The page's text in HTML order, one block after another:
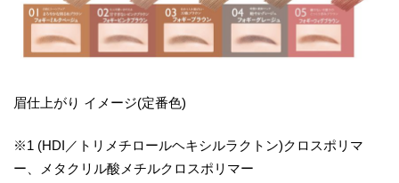
眉仕上がり イメージ(定番色)
※1 (HDI／トリメチロールヘキシルラクトン)クロスポリマ
ー、メタクリル酸メチルクロスポリマー